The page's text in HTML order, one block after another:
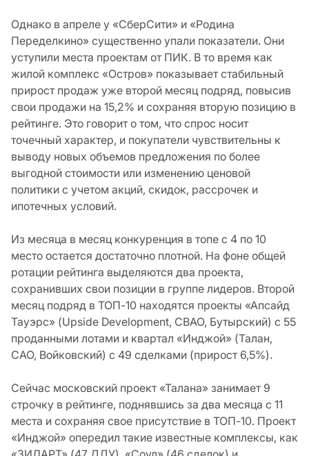
Однако в апреле у «СберСити» и «Родина
Переделкино» существенно упали показатели. Они
уступили места проектам от ПИК. В то время как
жилой комплекс «Остров» показывает стабильный
прирост продаж уже второй месяц подряд, повысив
свои продажи на 15,2% и сохраняя вторую позицию в
рейтинге. Это говорит о том, что спрос носит
точечный характер, и покупатели чувствительны к
выводу новых объемов предложения по более
выгодной стоимости или изменению ценовой
политики с учетом акций, скидок, рассрочек и
ипотечных условий.
Из месяца в месяц конкуренция в топе с 4 по 10
место остается достаточно плотной. На фоне общей
ротации рейтинга выделяются два проекта,
сохранивших свои позиции в группе лидеров. Второй
месяц подряд в ТОП-10 находятся проекты «Апсайд
Тауэрс» (Upside Development, СВАО, Бутырский) с 55
проданными лотами и квартал «Инджой» (Талан,
САО, Войковский) с 49 сделками (прирост 6,5%).
Сейчас московский проект «Талана» занимает 9
строчку в рейтинге, поднявшись за два месяца с 11
места и сохраняя свое присутствие в ТОП-10. Проект
«Инджой» опередил такие известные комплексы, как